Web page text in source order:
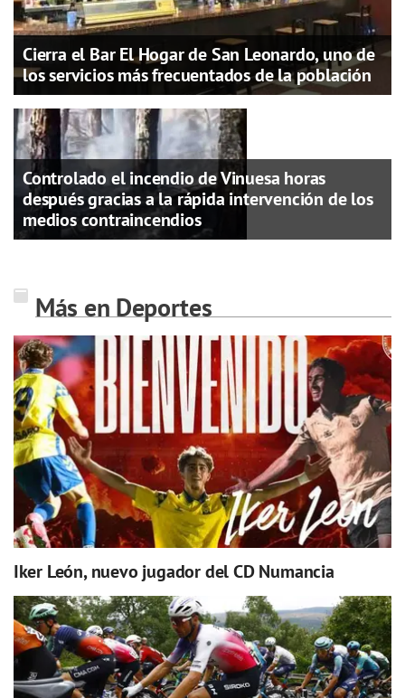
Cierra el Bar El Hogar de San Leonardo, uno de
los servicios más frecuentados de la población
Controlado el incendio de Vinuesa horas
después gracias a la rápida intervención de los
medios contraincendios
Más en Deportes
Iker León, nuevo jugador del CD Numancia